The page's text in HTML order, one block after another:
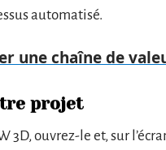
automatisé.
une chaîne de
projet
3D, ouvrez-le et, sur